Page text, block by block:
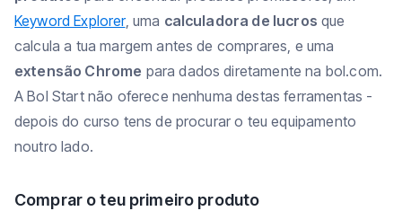
Keyword Explorer, uma calculadora de lucros que
calcula a tua margem antes de comprares, e uma
extensão Chrome para dados diretamente na bol.com.
A Bol Start não oferece nenhuma destas ferramentas -
depois do curso tens de procurar o teu equipamento
noutro lado.
Comprar o teu primeiro produto